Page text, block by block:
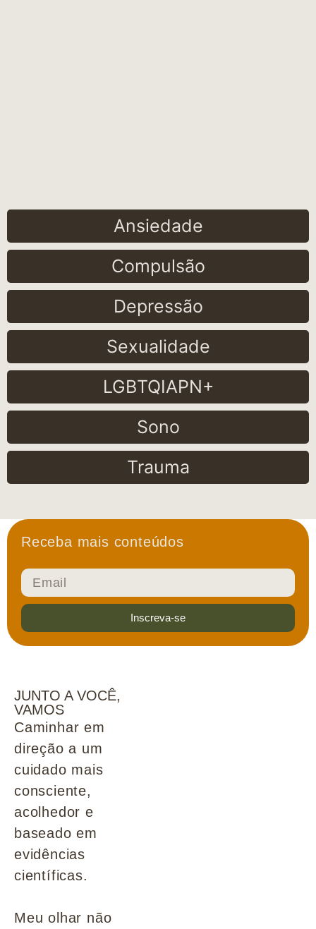
Ansiedade
Compulsão
Depressão
Sexualidade
LGBTQIAPN+
Sono
Trauma
Receba mais conteúdos
Inscreva-se
JUNTO A VOCÊ,
VAMOS
Caminhar em
direção a um
cuidado mais
consciente,
acolhedor e
baseado em
evidências
científicas.
Meu olhar não